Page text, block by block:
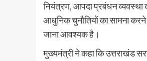
नियंत्रण, आपदा प्रबंधन व्यवस्था
आधुनिक चुनौतियों का सामना
जाना आवश्यक है।
मुख्यमंत्री ने कहा कि उत्तराखंड